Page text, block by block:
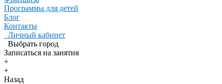
Программы для детей
Блог
Контакты
Личный кабинет
Выбрать город
Записаться на занятия
+
+
Назад